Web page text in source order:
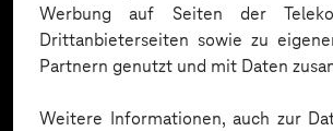
Werbung auf Seiten der
Drittanbieterseiten sowie zu
Partnern genutzt und mit Daten
Weitere Informationen, auch zur